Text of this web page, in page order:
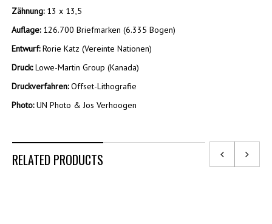
Zähnung:13 x 13,5
Auflage:126.700 Briefmarken (6.335 Bogen)
Entwurf:Rorie Katz (Vereinte Nationen)
Druck:Lowe-Martin Group (Kanada)
Druckverfahren:Offset-Lithografie
Photo:UN Photo & Jos Verhoogen
RELATED PRODUCTS